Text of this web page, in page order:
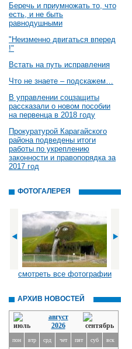
Беречь и приумножать то, что
есть, и не быть
равнодушными
"Неизменно двигаться вперед
!"
Встать на путь исправления
Что не знаете – подскажем…
В управлении соцзащиты
рассказали о новом пособии
на первенца в 2018 году
Прокуратурой Карагайского
района подведены итоги
работы по укреплению
законности и правопорядка за
2017 год
ФОТОГАЛЕРЕЯ
смотреть все фотографии
АРХИВ НОВОСТЕЙ
август
2026
пон втр срд чет пят суб вск